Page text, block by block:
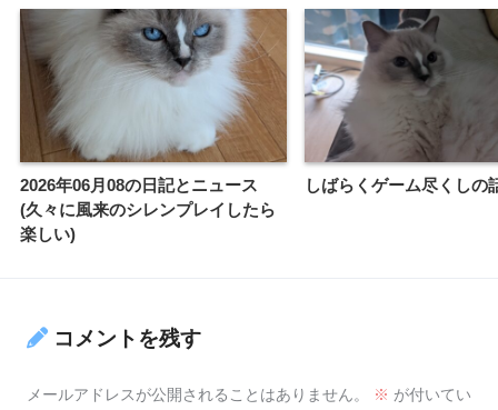
2026年06月08の日記とニュース
(久々に風来のシレンプレイしたら
楽しい)
しばらくゲーム尽くしの
コメントを残す
メールアドレスが公開されることはありません。 ※ が付いてい